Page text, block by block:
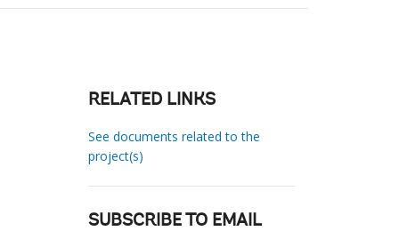
RELATED LINKS
See documents related to the
project(s)
SUBSCRIBE TO EMAIL